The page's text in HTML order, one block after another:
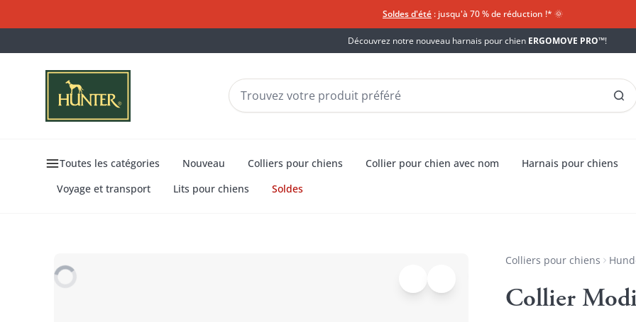
Soldes d'été : jusqu'à 70 % de réduction !*​ 🌞
Découvrez notre nouveau harnais pour chien ERGOMOVE PRO™!
Toutes les catégories Nouveau Colliers pour chiens Collier pour chien avec nom
Harnais pour chiens
Voyage et transport
Lits pour chiens Soldes
Colliers pour chiens
Collier